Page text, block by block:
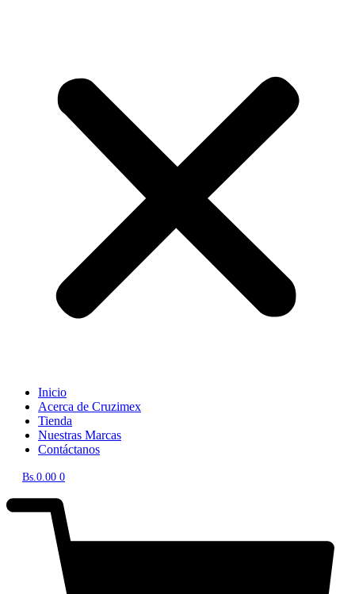
Inicio
Acerca de Cruzimex
Tienda
Nuestras Marcas
Contáctanos
Bs.0.00 0